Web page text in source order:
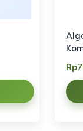
Rp